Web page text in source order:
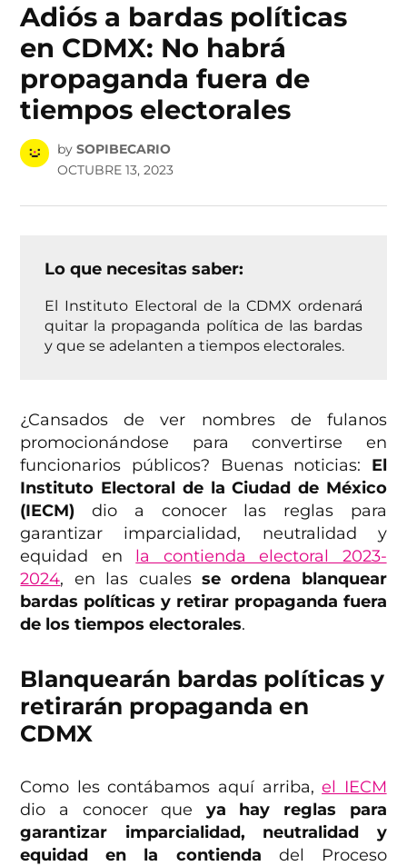
Adiós a bardas políticas
en CDMX: No habrá
propaganda fuera de
tiempos electorales
by SOPIBECARIO
OCTUBRE 13, 2023
Lo que necesitas saber:
El Instituto Electoral de la CDMX ordenará
quitar la propaganda política de las bardas
y que se adelanten a tiempos electorales.
¿Cansados de ver nombres de fulanos
promocionándose para convertirse en
funcionarios públicos? Buenas noticias: El
Instituto Electoral de la Ciudad de México
(IECM) dio a conocer las reglas para
garantizar imparcialidad, neutralidad y
equidad en la contienda electoral 2023-
2024, en las cuales se ordena blanquear
bardas políticas y retirar propaganda fuera
de los tiempos electorales.
Blanquearán bardas políticas y
retirarán propaganda en
CDMX
Como les contábamos aquí arriba,el IECM
dio a conocer que ya hay reglas para
garantizar imparcialidad, neutralidad y
equidad en la contienda del Proceso